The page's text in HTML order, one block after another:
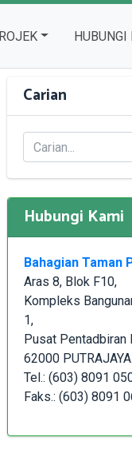
HUBUNGI
Carian
Hubungi Kami
Bahagian Taman
Aras 8, Blok F10,
Kompleks
1,
Pusat Pentadbiran
62000 PUTRAJAYA.
Tel.: (603) 8091
Faks.: (603) 8091